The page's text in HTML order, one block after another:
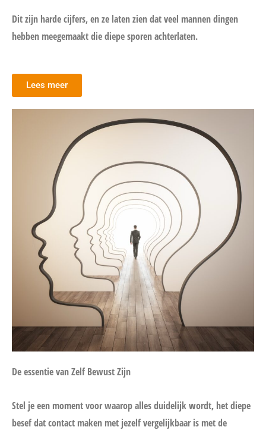
Dit zijn harde cijfers, en ze laten zien dat veel mannen dingen
hebben meegemaakt die diepe sporen achterlaten.
Lees meer
De essentie van Zelf Bewust Zijn
Stel je een moment voor waarop alles duidelijk wordt, het diepe
besef dat contact maken met jezelf vergelijkbaar is met de